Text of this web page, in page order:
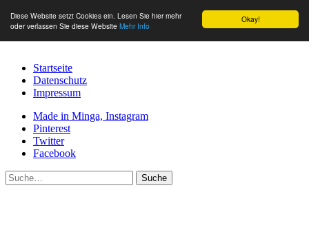
Okay!
Diese Website setzt Cookies ein. Lesen Sie hier mehr
oder verlassen Sie diese Website Mehr Info
Startseite
Datenschutz
Impressum
Made in Minga, Instagram
Pinterest
Twitter
Facebook
Suche